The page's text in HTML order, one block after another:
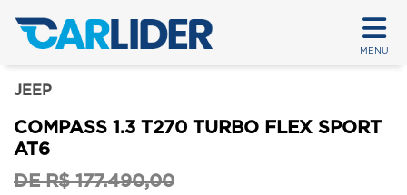
MENU
JEEP
COMPASS 1.3 T270 TURBO FLEX SPORT
AT6
DE R$ 177.490,00